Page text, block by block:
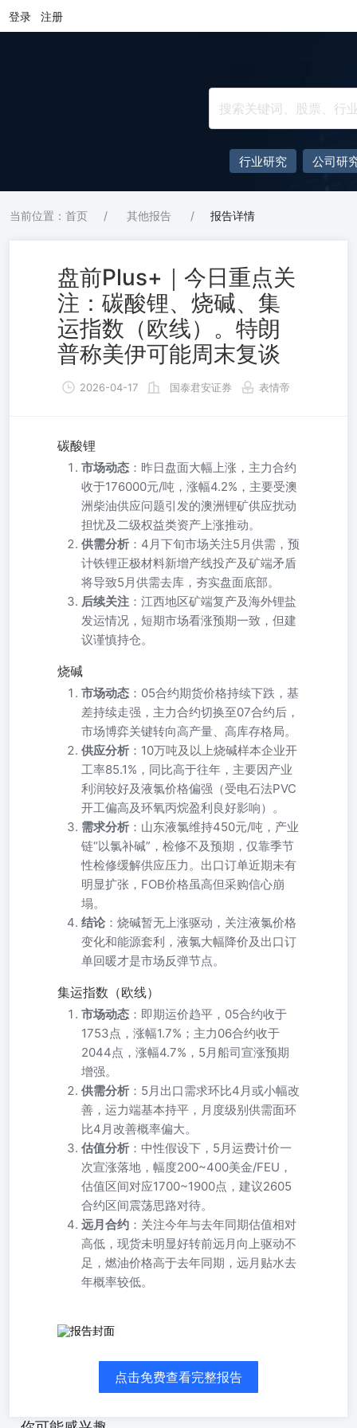
登录 注册
行业研究 公司研
当前位置：首页 / 其他报告 / 报告详情
盘前Plus+｜今日重点关
注：碳酸锂、烧碱、集
运指数（欧线）。特朗
普称美伊可能周末复谈
2026-04-17 国泰君安证券 表情帝
碳酸锂
市场动态 ：昨日盘面大幅上涨，主力合约
收于176000元/吨，涨幅4.2%，主要受澳
洲柴油供应问题引发的澳洲锂矿供应扰动
担忧及二级权益类资产上涨推动。
供需分析 ：4月下旬市场关注5月供需，预
计铁锂正极材料新增产线投产及矿端矛盾
将导致5月供需去库，夯实盘面底部。
后续关注 ：江西地区矿端复产及海外锂盐
发运情况，短期市场看涨预期一致，但建
议谨慎持仓。
烧碱
市场动态 ：05合约期货价格持续下跌，基
差持续走强，主力合约切换至07合约后，
市场博弈关键转向高产量、高库存格局。
供应分析 ：10万吨及以上烧碱样本企业开
工率85.1%，同比高于往年，主要因产业
利润较好及液氯价格偏强（受电石法PVC
开工偏高及环氧丙烷盈利良好影响）。
需求分析 ：山东液氯维持450元/吨，产业
链“以氯补碱”，检修不及预期，仅靠季节
性检修缓解供应压力。出口订单近期未有
明显扩张，FOB价格虽高但采购信心崩
塌。
结论：烧碱暂无上涨驱动，关注液氯价格
变化和能源套利，液氯大幅降价及出口订
单回暖才是市场反弹节点。
集运指数（欧线）
市场动态 ：即期运价趋平，05合约收于
1753点，涨幅1.7%；主力06合约收于
2044点，涨幅4.7%，5月船司宣涨预期
增强。
供需分析 ：5月出口需求环比4月或小幅改
善，运力端基本持平，月度级别供需面环
比4月改善概率偏大。
估值分析 ：中性假设下，5月运费计价一
次宣涨落地，幅度200~400美金/FEU，
估值区间对应1700~1900点，建议2605
合约区间震荡思路对待。
远月合约 ：关注今年与去年同期估值相对
高低，现货未明显好转前远月向上驱动不
足，燃油价格高于去年同期，远月贴水去
年概率较低。
发布时间：2026-04-17 09:32:02作者：国泰君安期货来源：
锂：碳酸锂：供应消息扰动，偏强运行。昨日盘面大幅上
涨，多头增仓，主力合约收于176000元/吨，涨幅达4.2%。
点击免费查看完整报告